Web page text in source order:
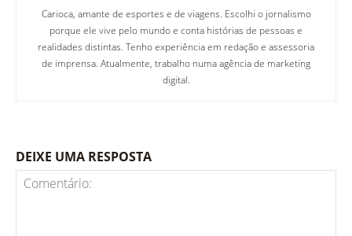
Carioca, amante de esportes e de viagens. Escolhi o jornalismo
porque ele vive pelo mundo e conta histórias de pessoas e
realidades distintas. Tenho experiência em redação e assessoria
de imprensa. Atualmente, trabalho numa agência de marketing
digital.
DEIXE UMA RESPOSTA